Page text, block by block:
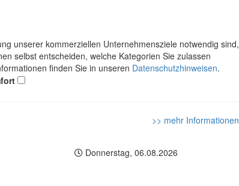
unserer kommerziellen Unternehmensziele notwendig sind,
selbst entscheiden, welche Kategorien Sie zulassen
finden Sie in unseren Datenschutzhinweisen.
>> mehr Informationen
Donnerstag, 06.08.2026